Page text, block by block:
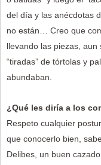
del día y las anécdotas
no están… Creo que
llevando las piezas,
“tiradas” de tórtolas y
abundaban.
¿Qué les diría a los
Respeto cualquier
que conocerlo bien,
Delibes, un buen